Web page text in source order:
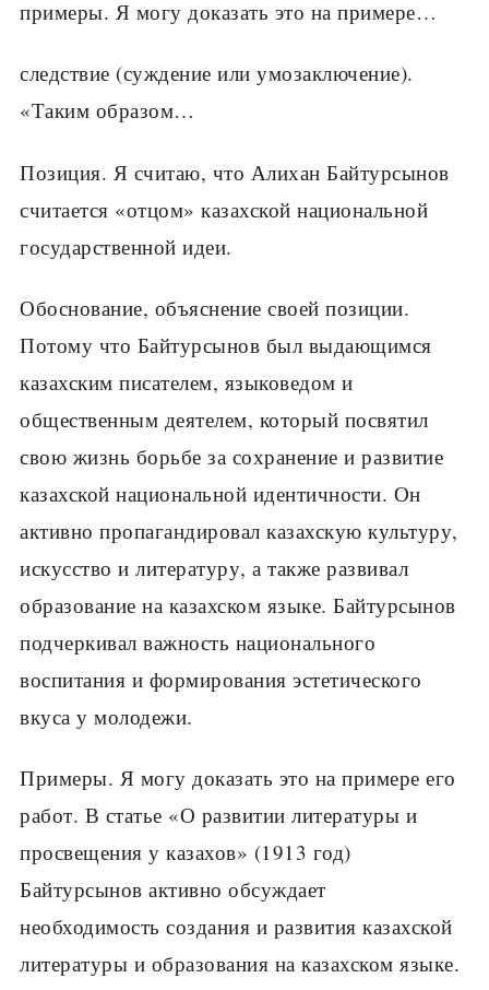
примеры. Я могу доказать это на примере…
следствие (суждение или умозаключение).
«Таким образом…
Позиция. Я считаю, что Алихан Байтурсынов
считается «отцом» казахской национальной
государственной идеи.
Обоснование, объяснение своей позиции.
Потому что Байтурсынов был выдающимся
казахским писателем, языковедом и
общественным деятелем, который посвятил
свою жизнь борьбе за сохранение и развитие
казахской национальной идентичности. Он
активно пропагандировал казахскую культуру,
искусство и литературу, а также развивал
образование на казахском языке. Байтурсынов
подчеркивал важность национального
воспитания и формирования эстетического
вкуса у молодежи.
Примеры. Я могу доказать это на примере его
работ. В статье «О развитии литературы и
просвещения у казахов» (1913 год)
Байтурсынов активно обсуждает
необходимость создания и развития казахской
литературы и образования на казахском языке.